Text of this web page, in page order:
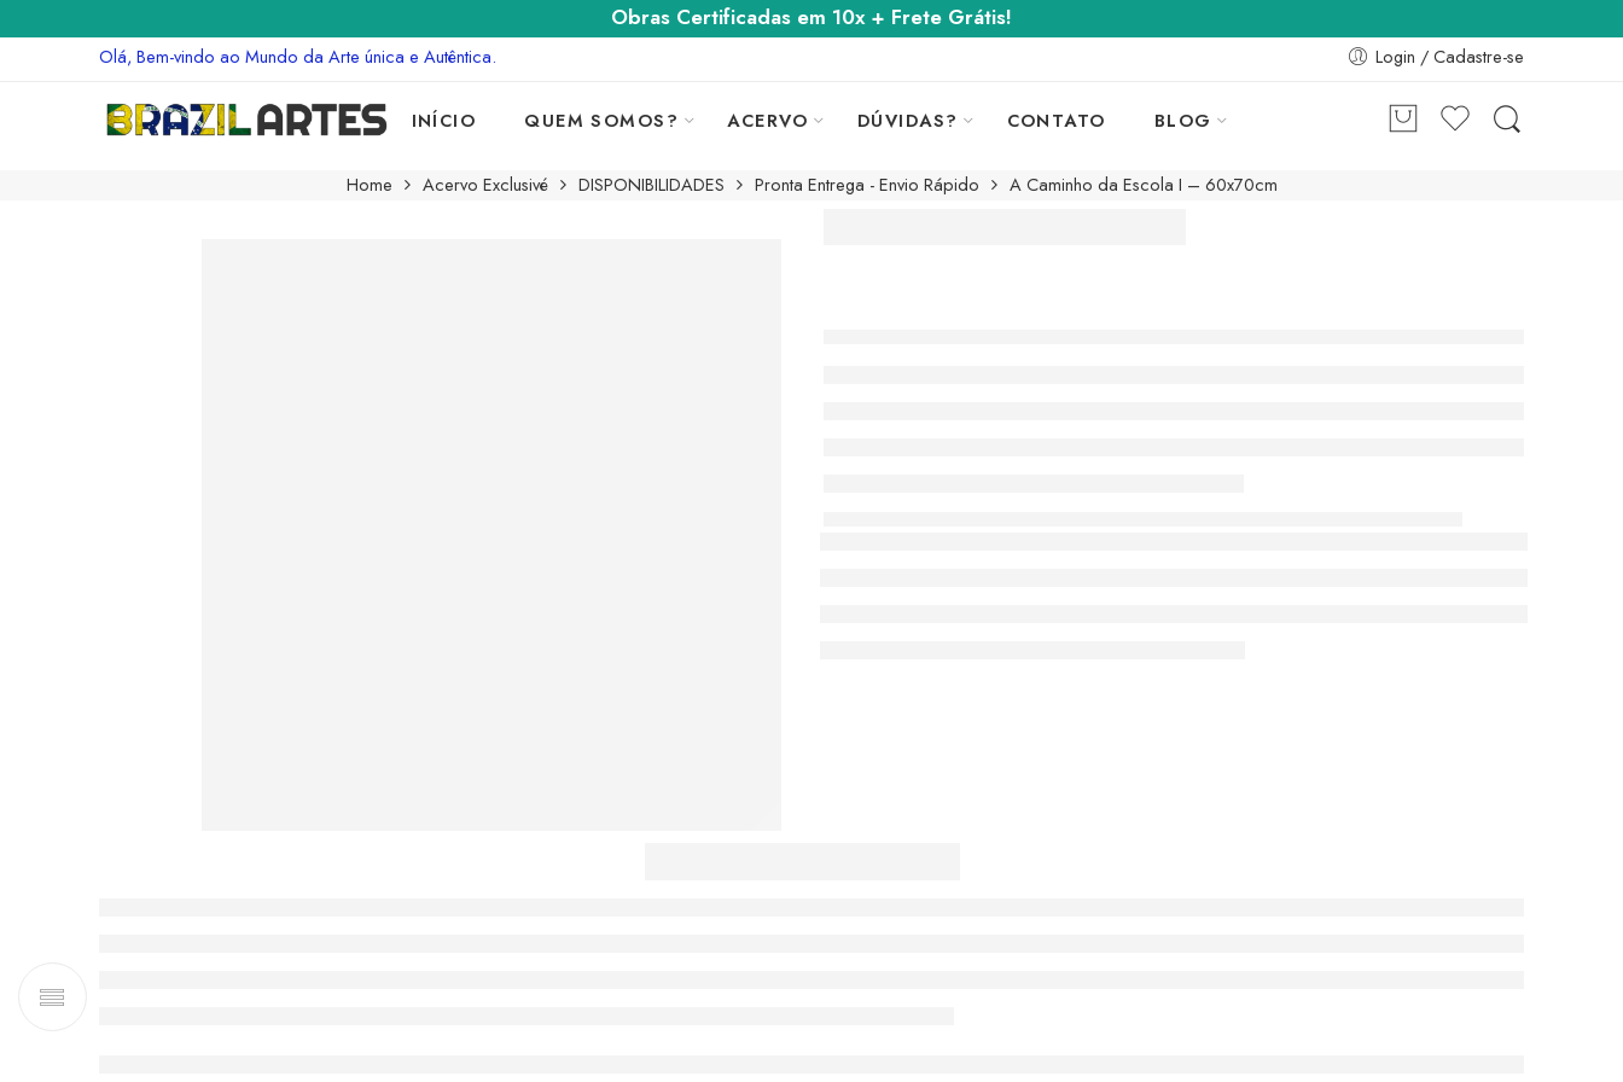
Obras Certificadas em 10x + Frete Grátis!
Olá, Bem-vindo ao Mundo da Arte única e Autêntica. Login / Cadastre-se
INÍCIO QUEM SOMOS? ACERVO DÚVIDAS? CONTATO BLOG
Home Acervo Exclusivé DISPONIBILIDADES Pronta Entrega - Envio Rápido A Caminho da Escola I – 60x70cm